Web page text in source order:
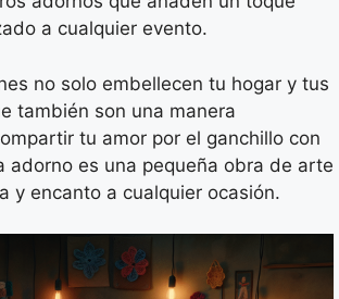
a cualquier evento.
no solo embellecen tu hogar y tus
también son una manera
tu amor por el ganchillo con
adorno es una pequeña obra de arte
y encanto a cualquier ocasión.